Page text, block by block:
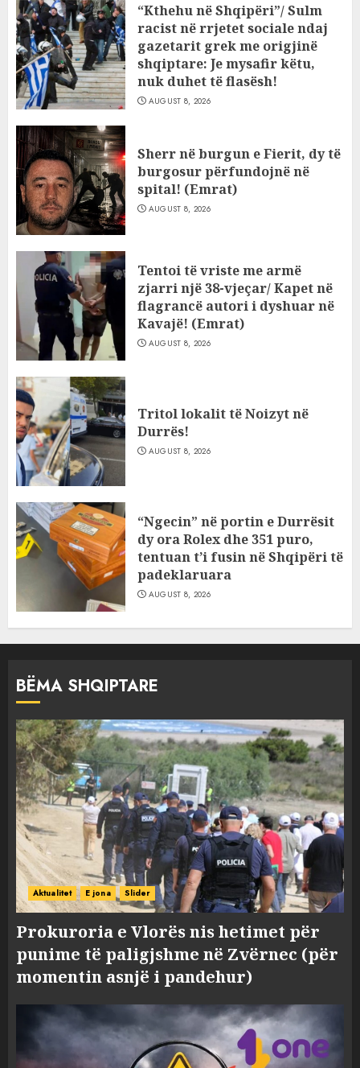
“Kthehu në Shqipëri”/ Sulm
racist në rrjetet sociale ndaj
gazetarit grek me origjinë
shqiptare: Je mysafir këtu,
nuk duhet të flasësh!
AUGUST 8, 2026
Sherr në burgun e Fierit, dy të
burgosur përfundojnë në
spital! (Emrat)
AUGUST 8, 2026
Tentoi të vriste me armë
zjarri një 38-vjeçar/ Kapet në
flagrancë autori i dyshuar në
Kavajë! (Emrat)
AUGUST 8, 2026
Tritol lokalit të Noizyt në
Durrës!
AUGUST 8, 2026
“Ngecin” në portin e Durrësit
dy ora Rolex dhe 351 puro,
tentuan t’i fusin në Shqipëri të
padeklaruara
AUGUST 8, 2026
BËMA SHQIPTARE
Aktualitet E jona Slider
Prokuroria e Vlorës nis hetimet për
punime të paligjshme në Zvërnec (për
momentin asnjë i pandehur)